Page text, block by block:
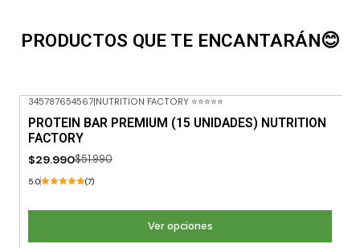
PRODUCTOS QUE TE ENCANTARÁN😊
345787654567|NUTRITION FACTORY ⭐⭐⭐⭐⭐
PROTEIN BAR PREMIUM (15 UNIDADES) NUTRITION
FACTORY
$29.990$51.990
5.0 (7)
Ver opciones